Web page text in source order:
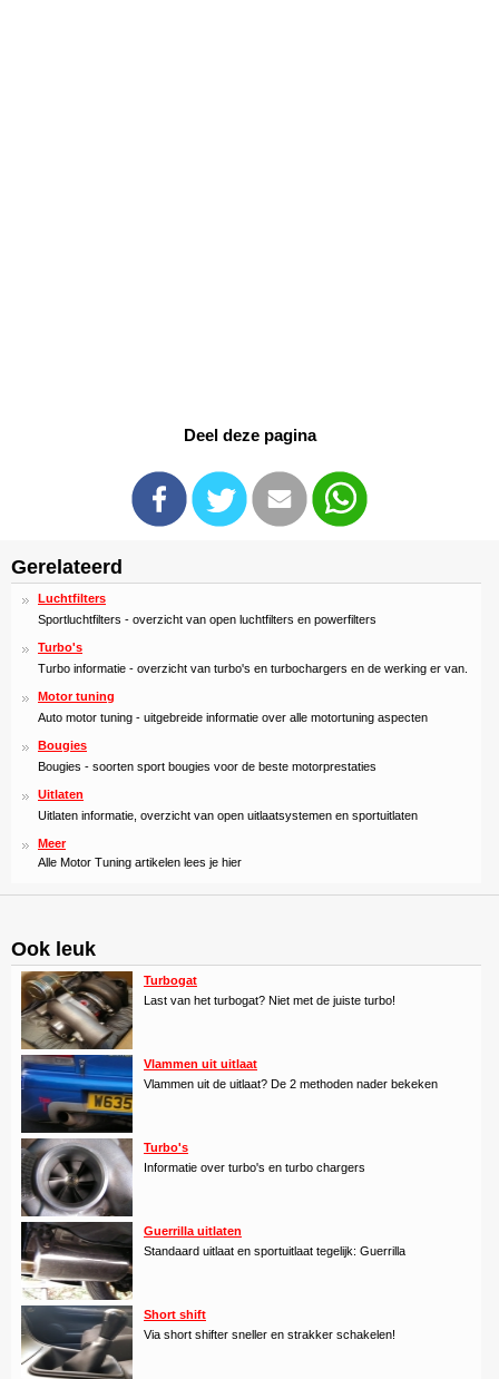
Deel deze pagina
Gerelateerd
Luchtfilters
Sportluchtfilters - overzicht van open luchtfilters en powerfilters
Turbo's
Turbo informatie - overzicht van turbo's en turbochargers en de werking er van.
Motor tuning
Auto motor tuning - uitgebreide informatie over alle motortuning aspecten
Bougies
Bougies - soorten sport bougies voor de beste motorprestaties
Uitlaten
Uitlaten informatie, overzicht van open uitlaatsystemen en sportuitlaten
Meer
Alle Motor Tuning artikelen lees je hier
Ook leuk
Turbogat
Last van het turbogat? Niet met de juiste turbo!
Vlammen uit uitlaat
Vlammen uit de uitlaat? De 2 methoden nader bekeken
Turbo's
Informatie over turbo's en turbo chargers
Guerrilla uitlaten
Standaard uitlaat en sportuitlaat tegelijk: Guerrilla
Short shift
Via short shifter sneller en strakker schakelen!